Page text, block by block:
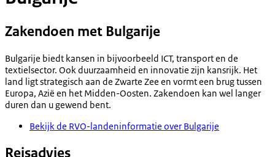
Zakendoen met Bulgarije
Bulgarije biedt kansen in bijvoorbeeld ICT, transport en de
textielsector. Ook duurzaamheid en innovatie zijn kansrijk. Het
land ligt strategisch aan de Zwarte Zee en vormt een brug tussen
Europa, Azië en het Midden-Oosten. Zakendoen kan wel langer
duren dan u gewend bent.
Bekijk de RVO-landeninformatie over Bulgarije
Reisadvies